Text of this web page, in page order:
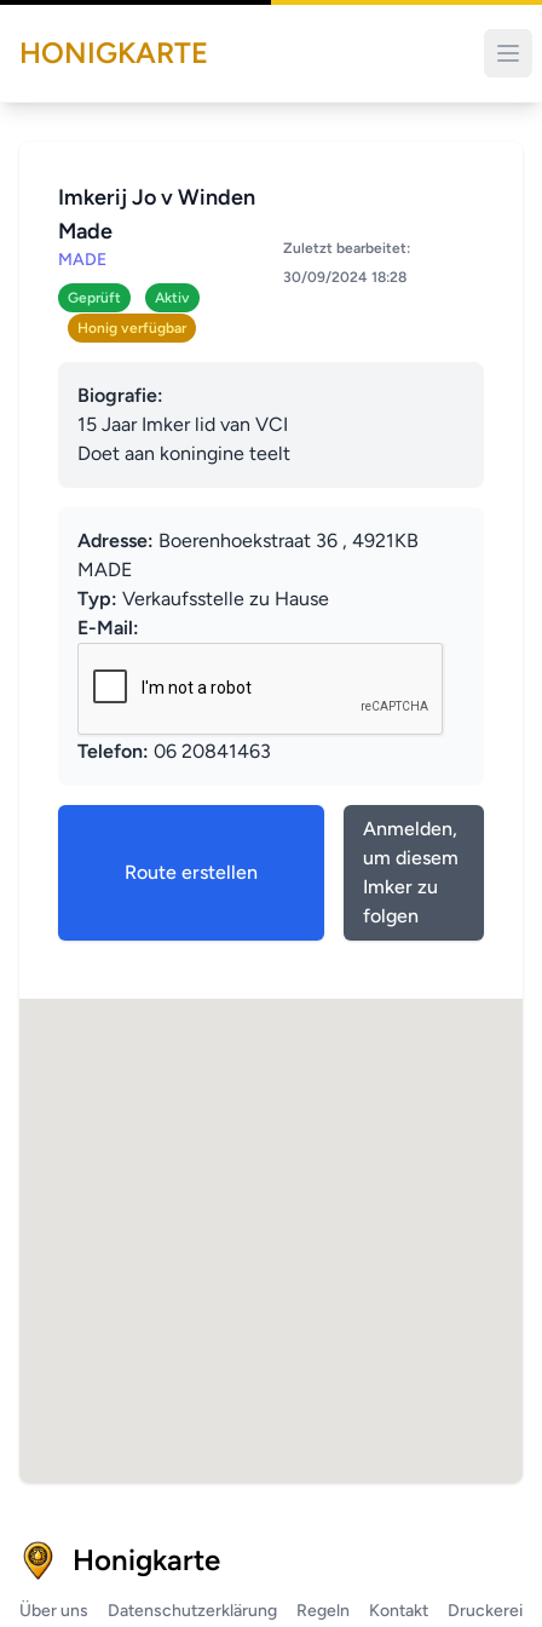
HONIGKARTE
Imkerij Jo v Winden
Made
MADE
Geprüft
Aktiv
Honig verfügbar
Zuletzt bearbeitet:
30/09/2024 18:28
Biografie:
15 Jaar Imker lid van VCI
Doet aan koningine teelt
Adresse: Boerenhoekstraat 36 , 4921KB
MADE
Typ: Verkaufsstelle zu Hause
E-Mail:
Telefon: 06 20841463
Route erstellen
Anmelden,
um diesem
Imker zu
folgen
Honigkarte
Über uns Datenschutzerklärung Regeln Kontakt Druckerei